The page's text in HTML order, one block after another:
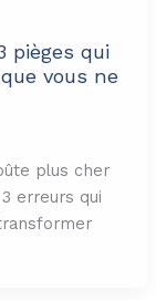
pièges qui
vous ne
plus cher
erreurs qui